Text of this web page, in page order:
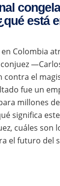
está
Colombia
contra el
fue un
millones
significa
cuáles son
el futuro del